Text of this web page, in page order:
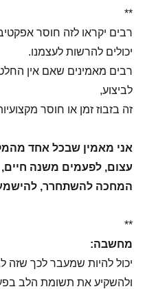
**
רבים יקראו לזה חוסר
יכולים להרשות לעצמנו.
רבים מאמינים שאם אין
לביצוע,
זה בזבוז זמן או חוסר
אני מאמין שבכל אחד
עצום, לפעמים משנה חיים,
המחכה להשתחרר,
**
מחשבה:
יכול להיות שמעבר לכך שזה
ולהשקיע את תשומת הלב